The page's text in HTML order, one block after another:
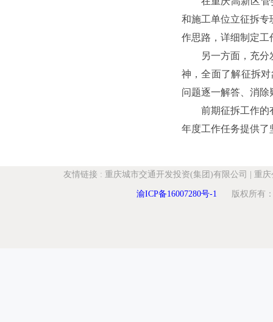
和施工单位立征拆专
作思路，详细制定工
另一方面，充
神，全面了解征拆
问题逐一解答、消
前期征拆工作的
年度工作任务提供了
友情链接 : 重庆城市交通开发投资(集团)有限公司 重庆
渝ICP备16007280号-1 版权所有：